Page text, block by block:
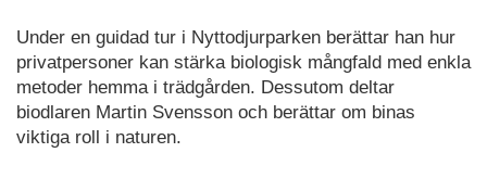
Under en guidad tur i Nyttodjurparken berättar han hur
privatpersoner kan stärka biologisk mångfald med enkla
metoder hemma i trädgården. Dessutom deltar
biodlaren Martin Svensson och berättar om binas
viktiga roll i naturen.